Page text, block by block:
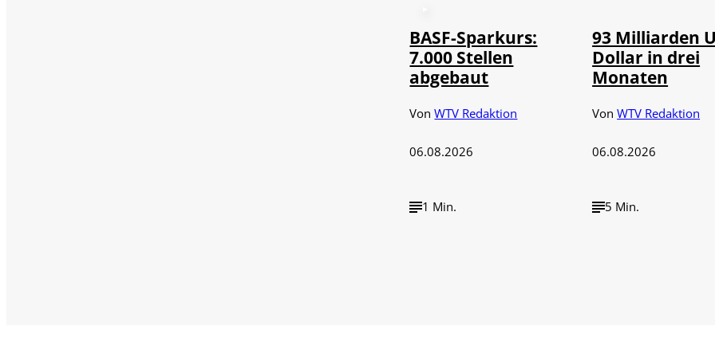
BASF-Sparkurs:
7.000 Stellen
abgebaut
VonWTV Redaktion
06.08.2026
1 Min.
93 Milliarden
Dollar in drei
Monaten
VonWTV Redaktion
06.08.2026
5 Min.